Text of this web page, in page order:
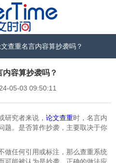
查重名言内容算抄袭吗？
容算抄袭吗？
05-03 09:50:11
研究者来说， 论文查重时，名言内
题。是否算作抄袭，主要取决于你
做任何引用或标注，那么查重系统